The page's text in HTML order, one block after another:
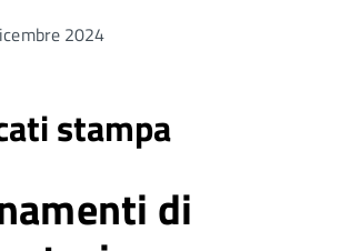
2024
stampa
di